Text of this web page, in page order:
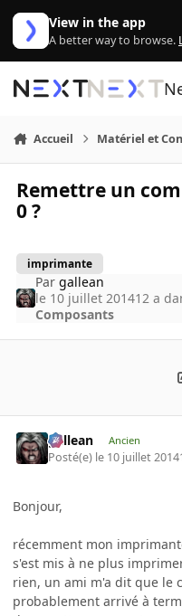
Aller au contenu
View in the app
A better way to browse.
Accueil Matériel et
Remettre un
0 ?
imprimante
Pargallean
le 10 juillet 201412 a
Composants
gallean Ancien
Posté(e) le 10 juillet 2014
Bonjour,
récemment mon
s'est mis à ne plus
rien, un ami m'a dit que le
probablement arrivé à